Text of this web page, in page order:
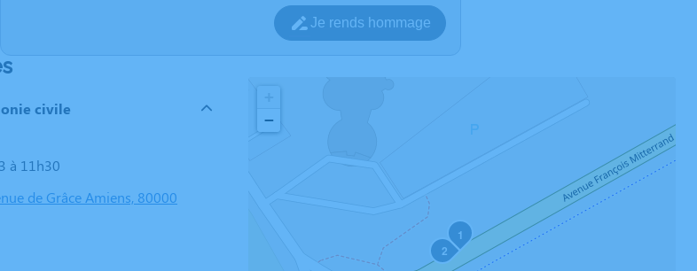
Je rends hommage
civile
à 11h30
de Grâce Amiens, 80000
1
2
−